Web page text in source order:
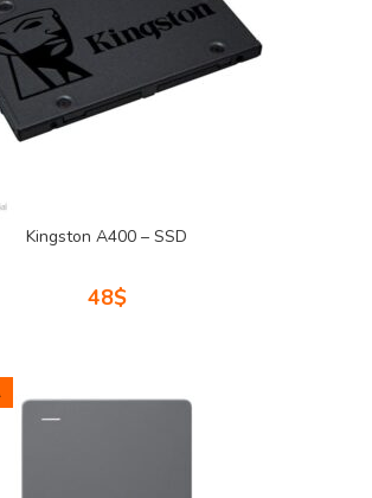
Kingston A400 – SSD
48$